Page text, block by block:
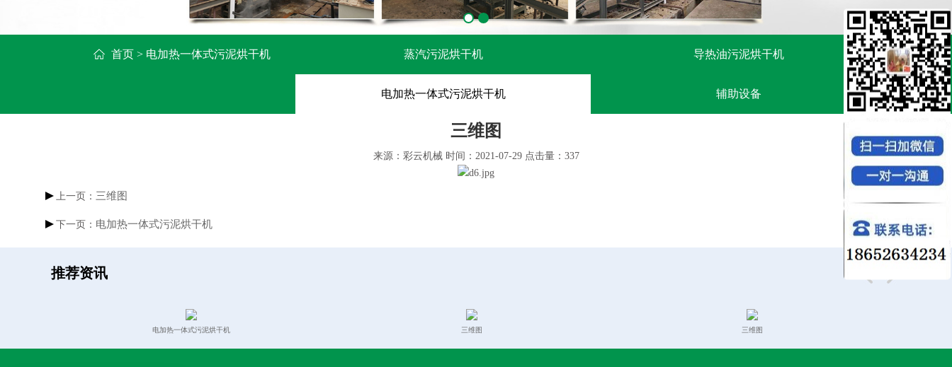
蒸汽污泥烘干机 导热油污泥烘干机
电加热一体式污泥烘干机 辅助设备
首页 > 电加热一体式污泥烘干机
三维图
来源：彩云机械 时间：2021-07-29 点击量： 337
上一页： 三维图
下一页： 电加热一体式污泥烘干机
推荐资讯
电加热一体式污泥烘干机 三维图 三维图